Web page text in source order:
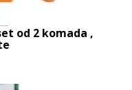
od 2 komada ,